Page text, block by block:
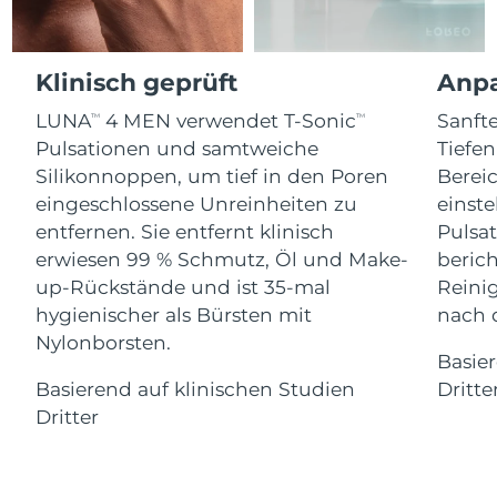
Klinisch geprüft
LUNATM 4 MEN verwendet T-SonicTM
Pulsationen und samtweiche
Silikonnoppen, um tief in den Poren
eingeschlossene Unreinheiten zu
entfernen. Sie entfernt klinisch
erwiesen 99 % Schmutz, Öl und Make-
up-Rückstände und ist 35-mal
hygienischer als Bürsten mit
Nylonborsten.
Basierend auf klinischen Studien
Dritter
nach
For healthy hair
18% PAP
Kosmetik
Kaufe alles
FOREO APP
ÜBER
Gibraltar
Griechenland
Erwartete Lieferung
Sonderverwaltungsregion
Hongkong
Erwartete Lieferung
13/08/2026
Ungarn
Erwartete Lieferung
12/08/2026
Island
Erwartete Lieferung
13/08/2026
Erwartete Lieferung